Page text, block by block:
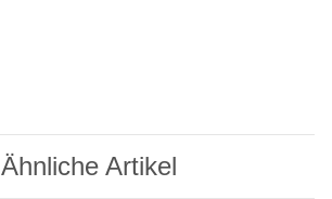
Ähnliche Artikel